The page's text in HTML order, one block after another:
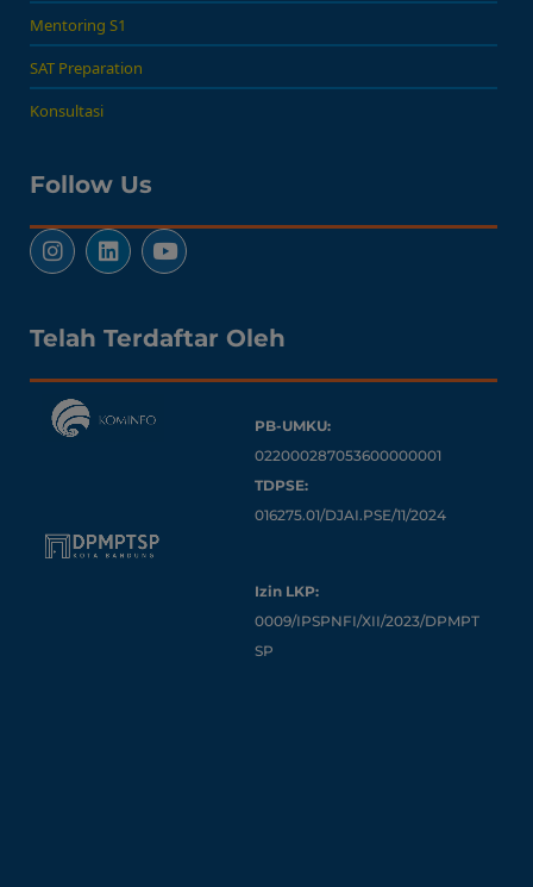
Mentoring S1
SAT Preparation
Konsultasi
Follow Us
Telah Terdaftar Oleh
PB-UMKU:
022000287053600000001
TDPSE:
016275.01/DJAI.PSE/11/2024
Izin LKP:
0009/IPSPNFI/XII/2023/DPMPT
SP